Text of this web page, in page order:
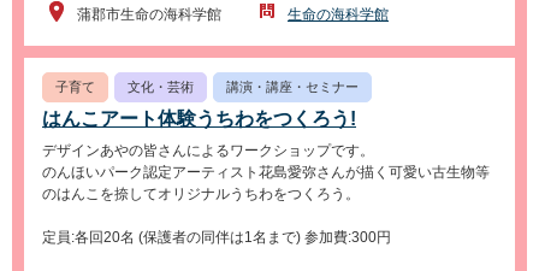
蒲郡市生命の海科学館 生命の海科学館
子育て 文化・芸術 講演・講座・セミナー
はんこアート体験うちわをつくろう!
デザインあやの皆さんによるワークショップです。
のんほいパーク認定アーティスト花島愛弥さんが描く可愛い古生物等
のはんこを捺してオリジナルうちわをつくろう。
定員:各回20名 (保護者の同伴は1名まで) 参加費:300円